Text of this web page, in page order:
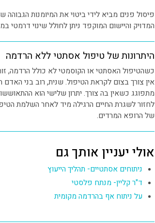
פיסול פנים מביא לידי ביטוי את המיומנות
המדויק והיישום המוקפד ניתן לחולל שינוי דרמטי
היתרונות של טיפול אסתטי ללא הרדמה
כשהטיפול האסתטי או הקוסמטי לא כולל הרדמה,
אין צורך בצום לקראת הטיפול. שנית, רוב בני
מתפוגג כשאין בה צורך. יתרון שלישי הוא
לחזור לשגרת החיים הרגילה מיד לאחר השלמת
של הרופא המרדים.
אולי יעניין אותך גם
ניתוחים אסתטיים- תהליך הייעוץ
ד"ר קליין- מנתח פלסטי
על ניתוח אף בהרדמה מקומית